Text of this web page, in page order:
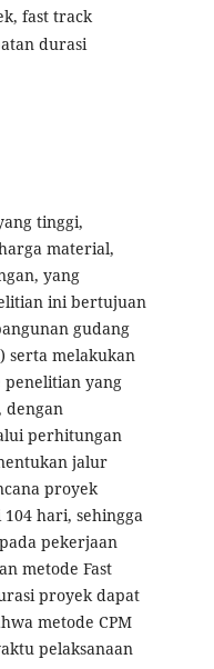
fast track
durasi
tinggi,
material,
yang
ini bertujuan
gudang
serta melakukan
penelitian yang
dengan
perhitungan
jalur
proyek
hari, sehingga
pekerjaan
metode Fast
proyek dapat
metode CPM
pelaksanaan